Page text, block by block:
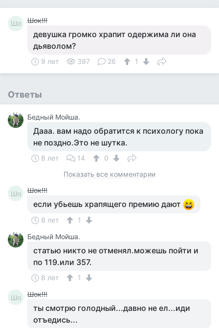
Шо Шок!!!
девушка громко храпит одержима ли она
дьяволом?
9 лет 397 26 1
Ответы
Бедный Мойша.
Дааа. вам надо обратится к психологу пока
не поздно.Это не шутка.
8 лет 14
0
Показать все комментарии
Шо Шок!!!
если убьешь храпящего премию дают
8 лет
1
Бедный Мойша.
статью никто не отменял.можешь пойти и
по 119.или 357.
8 лет 1
Шо Шок!!!
ты смотрю голодный...давно не ел...иди
отъедись...